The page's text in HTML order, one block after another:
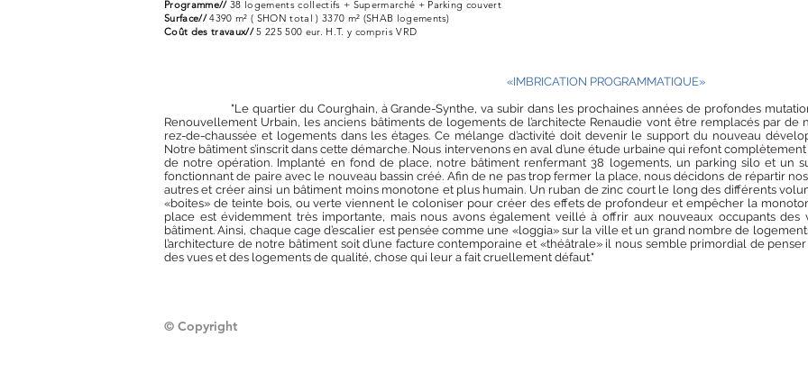
Programme//38 logements collectifs + Supermarché + Parking couvert
Surface//4390 m² ( SHON total ) 3370 m² (SHAB logements)
Coût des travaux//5 225 500 eur. H.T. y compris VRD
«IMBRICATION PROGRAMMATIQUE»
"Le quartier du Courghain, à Grande-Synthe, va subir dans les prochaines années de profondes
Renouvellement Urbain, les anciens bâtiments de logements de l’architecte Renaudie vont être remplacés par de
rez-de-chaussée et logements dans les étages. Ce mélange d’activité doit devenir le support du nouveau
Notre bâtiment s’inscrit dans cette démarche. Nous intervenons en aval d’une étude urbaine qui refont
de notre opération. Implanté en fond de place, notre bâtiment renfermant 38 logements, un parking silo et un
fonctionnant de paire avec le nouveau bassin créé. Afin de ne pas trop fermer la place, nous décidons de répartir
autres et créer ainsi un bâtiment moins monotone et plus humain. Un ruban de zinc court le long des différents
«boites» de teinte bois, ou verte viennent le coloniser pour créer des effets de profondeur et empêcher la
place est évidemment très importante, mais nous avons également veillé à offrir aux nouveaux occupants
bâtiment. Ainsi, chaque cage d’escalier est pensée comme une «loggia» sur la ville et un grand nombre de
l’architecture de notre bâtiment soit d’une facture contemporaine et «théâtrale» il nous semble primordial de
des vues et des logements de qualité, chose qui leur a fait cruellement défaut."
© Copyright